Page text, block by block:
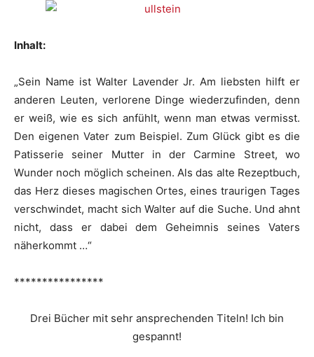
Inhalt:
„Sein Name ist Walter Lavender Jr. Am liebsten hilft er
anderen Leuten, verlorene Dinge wiederzufinden, denn
er weiß, wie es sich anfühlt, wenn man etwas vermisst.
Den eigenen Vater zum Beispiel. Zum Glück gibt es die
Patisserie seiner Mutter in der Carmine Street, wo
Wunder noch möglich scheinen. Als das alte Rezeptbuch,
das Herz dieses magischen Ortes, eines traurigen Tages
verschwindet, macht sich Walter auf die Suche. Und ahnt
nicht, dass er dabei dem Geheimnis seines Vaters
näherkommt …“
****************
Drei Bücher mit sehr ansprechenden Titeln! Ich bin
gespannt!